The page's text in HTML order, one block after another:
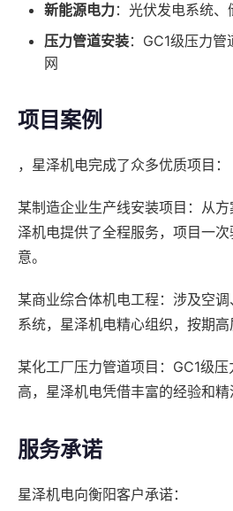
新能源电力：光伏发电系统
压力管道安装：GC1级压力
网
项目案例
，星泽机电完成了众多优质项目：
某制造企业生产线安装项目：从
泽机电提供了全程服务，项目一
意。
某商业综合体机电工程：涉及空
系统，星泽机电精心组织，按期高
某化工厂压力管道项目：GC1级
高，星泽机电凭借丰富的经验和精
服务承诺
星泽机电向衡阳客户承诺：